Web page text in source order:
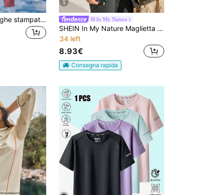
Top a maniche lunghe stampato da donna, adatto per uso all'aperto e casual, versatile per vari stili sportivi
9
In My Nature
SHEIN In My Nature Maglietta casual estiva da esterno a maniche corte tinta unita
34 left
8.93€
Consegna rapida